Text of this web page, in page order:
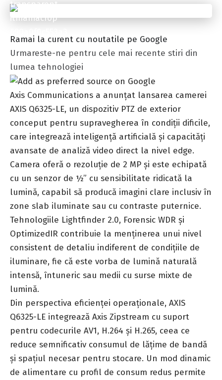
Ramai la curent cu noutatile pe Google
Urmareste-ne pentru cele mai recente stiri din
lumea tehnologiei
Axis Communications a anunțat lansarea camerei
AXIS Q6325-LE, un dispozitiv PTZ de exterior
conceput pentru supravegherea în condiții dificile,
care integrează inteligență artificială și capacități
avansate de analiză video direct la nivel edge.
Camera oferă o rezoluție de 2 MP și este echipată
cu un senzor de ½” cu sensibilitate ridicată la
lumină, capabil să producă imagini clare inclusiv în
zone slab iluminate sau cu contraste puternice.
Tehnologiile Lightfinder 2.0, Forensic WDR și
OptimizedIR contribuie la menținerea unui nivel
consistent de detaliu indiferent de condițiile de
iluminare, fie că este vorba de lumină naturală
intensă, întuneric sau medii cu surse mixte de
lumină.
Din perspectiva eficienței operaționale, AXIS
Q6325-LE integrează Axis Zipstream cu suport
pentru codecurile AV1, H.264 și H.265, ceea ce
reduce semnificativ consumul de lățime de bandă
și spațiul necesar pentru stocare. Un mod dinamic
de alimentare cu profil de consum redus permite